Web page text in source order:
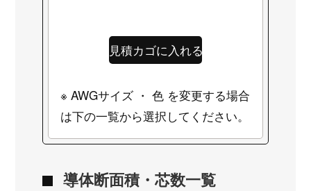
※ AWGサイズ ・ 色 を変更する場合
は下の一覧から選択してください。
導体断面積・芯数一覧